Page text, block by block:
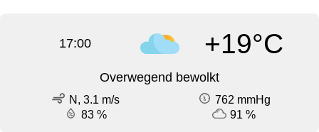
17:00 +19°C
Overwegend bewolkt
N, 3.1 m/s
762 mmHg
83 %
91 %